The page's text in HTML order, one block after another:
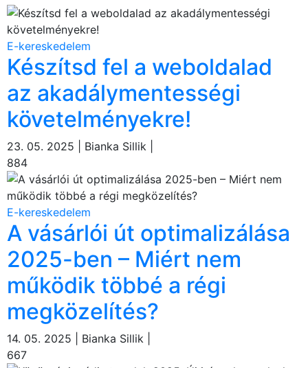
E-kereskedelem
Készítsd fel a weboldalad
az akadálymentességi
követelményekre!
23. 05. 2025 | Bianka Sillik |
884
E-kereskedelem
A vásárlói út optimalizálása
2025-ben – Miért nem
működik többé a régi
megközelítés?
14. 05. 2025 | Bianka Sillik |
667